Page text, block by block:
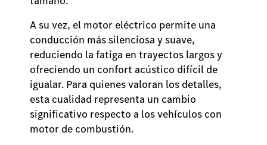
A su vez, el motor eléctrico permite una
conducción más silenciosa y suave,
reduciendo la fatiga en trayectos largos y
ofreciendo un confort acústico difícil de
igualar. Para quienes valoran los detalles,
esta cualidad representa un cambio
significativo respecto a los vehículos con
motor de combustión.